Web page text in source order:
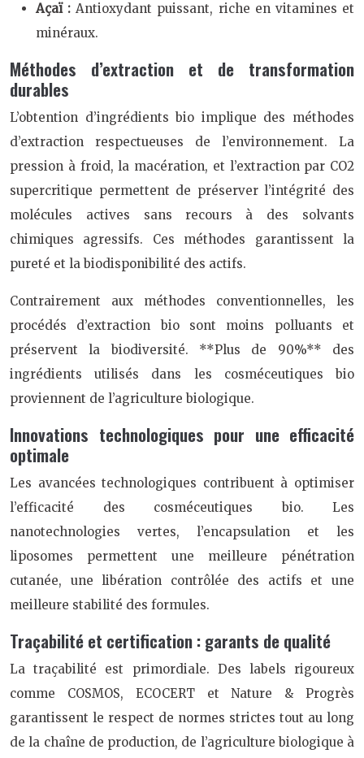
Açaï :Antioxydant puissant, riche en vitamines et
minéraux.
Méthodes d’extraction et de transformation
durables
L’obtention d’ingrédients bio implique des méthodes
d’extraction respectueuses de l’environnement. La
pression à froid, la macération, et l’extraction par CO2
supercritique permettent de préserver l’intégrité des
molécules actives sans recours à des solvants
chimiques agressifs. Ces méthodes garantissent la
pureté et la biodisponibilité des actifs.
Contrairement aux méthodes conventionnelles, les
procédés d’extraction bio sont moins polluants et
préservent la biodiversité. **Plus de 90%** des
ingrédients utilisés dans les cosméceutiques bio
proviennent de l’agriculture biologique.
Innovations technologiques pour une efficacité
optimale
Les avancées technologiques contribuent à optimiser
l’efficacité des cosméceutiques bio. Les
nanotechnologies vertes, l’encapsulation et les
liposomes permettent une meilleure pénétration
cutanée, une libération contrôlée des actifs et une
meilleure stabilité des formules.
Traçabilité et certification : garants de qualité
La traçabilité est primordiale. Des labels rigoureux
comme COSMOS, ECOCERT et Nature & Progrès
garantissent le respect de normes strictes tout au long
de la chaîne de production, de l’agriculture biologique à